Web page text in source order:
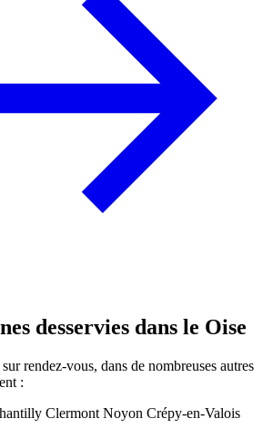
desservies dans le Oise
rendez-vous, dans de nombreuses autres
:
Clermont Noyon Crépy-en-Valois